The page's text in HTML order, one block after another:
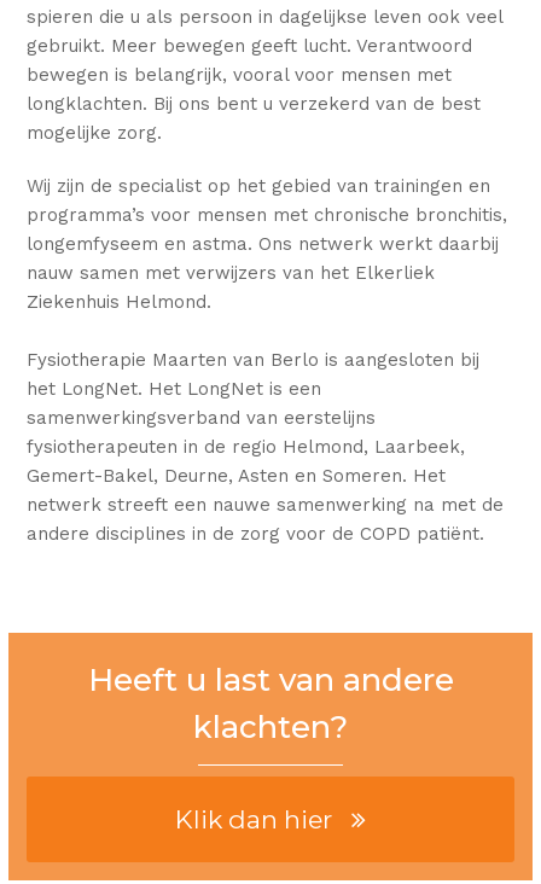
spieren die u als persoon in dagelijkse leven ook veel
gebruikt. Meer bewegen geeft lucht. Verantwoord
bewegen is belangrijk, vooral voor mensen met
longklachten. Bij ons bent u verzekerd van de best
mogelijke zorg.
Wij zijn de specialist op het gebied van trainingen en
programma’s voor mensen met chronische bronchitis,
longemfyseem en astma. Ons netwerk werkt daarbij
nauw samen met verwijzers van het Elkerliek
Ziekenhuis Helmond.
Fysiotherapie Maarten van Berlo is aangesloten bij
het LongNet. Het LongNet is een
samenwerkingsverband van eerstelijns
fysiotherapeuten in de regio Helmond, Laarbeek,
Gemert-Bakel, Deurne, Asten en Someren. Het
netwerk streeft een nauwe samenwerking na met de
andere disciplines in de zorg voor de COPD patiënt.
Heeft u last van andere
klachten?
Klik dan hier